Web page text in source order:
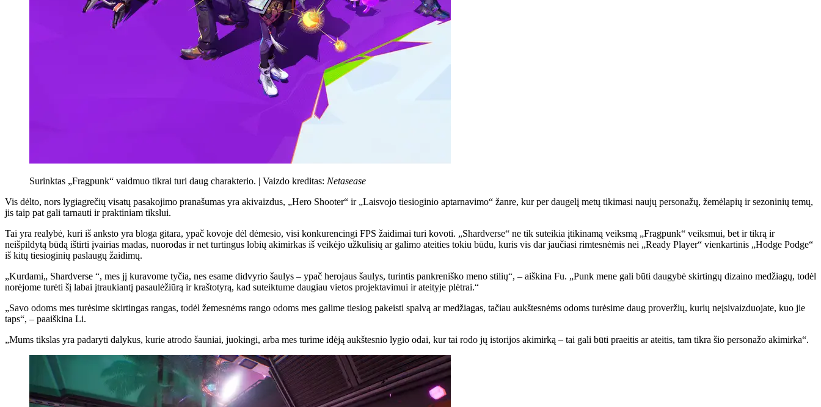
Surinktas „Fragpunk“ vaidmuo tikrai turi daug charakterio. | Vaizdo kreditas: Netasease
Vis dėlto, nors lygiagrečių visatų pasakojimo pranašumas yra akivaizdus, ​​„Hero Shooter“ ir „Laisvojo tiesioginio aptarnavimo“ žanre, kur per daugelį metų tikimasi naujų personažų, žemėlapių ir sezoninių temų,
jis taip pat gali tarnauti ir praktiniam tikslui.
Tai yra realybė, kuri iš anksto yra bloga gitara, ypač kovoje dėl dėmesio, visi konkurencingi FPS žaidimai turi kovoti. „Shardverse“ ne tik suteikia įtikinamą veiksmą „Fragpunk“ veiksmui, bet ir tikrą ir
neišpildytą būdą ištirti įvairias madas, nuorodas ir net turtingus lobių akimirkas iš veikėjo užkulisių ar galimo ateities tokiu būdu, kuris vis dar jaučiasi rimtesnėmis nei „Ready Player“ vienkartinis „Hodge Podge“
iš kitų tiesioginių paslaugų žaidimų.
„Kurdami„ Shardverse “, mes jį kuravome tyčia, nes esame didvyrio šaulys – ypač herojaus šaulys, turintis pankreniško meno stilių“, – aiškina Fu. „Punk mene gali būti daugybė skirtingų dizaino medžiagų, todėl
norėjome turėti šį labai įtraukiantį pasaulėžiūrą ir kraštotyrą, kad suteiktume daugiau vietos projektavimui ir ateityje plėtrai.“
„Savo odoms mes turėsime skirtingas rangas, todėl žemesnėms rango odoms mes galime tiesiog pakeisti spalvą ar medžiagas, tačiau aukštesnėms odoms turėsime daug proveržių, kurių neįsivaizduojate, kuo jie
taps“, – paaiškina Li.
„Mums tikslas yra padaryti dalykus, kurie atrodo šauniai, juokingi, arba mes turime idėją aukštesnio lygio odai, kur tai rodo jų istorijos akimirką – tai gali būti praeitis ar ateitis, tam tikra šio personažo akimirka“.